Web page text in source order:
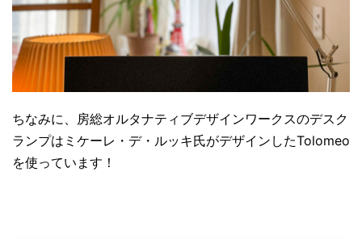
ちなみに、房総オルタナティブデザインワークスのデスク
ランプはミケーレ・デ・ルッキ氏がデザインしたTolomeo
を使っています！